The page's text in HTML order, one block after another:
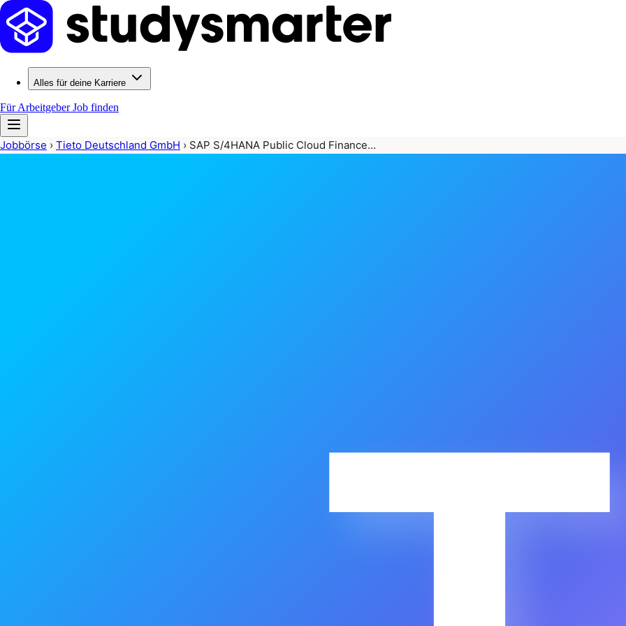
Alles für deine Karriere
Für ArbeitgeberJob finden
Jobbörse › Tieto Deutschland GmbH › SAP S/4HANA Public Cloud Finance…